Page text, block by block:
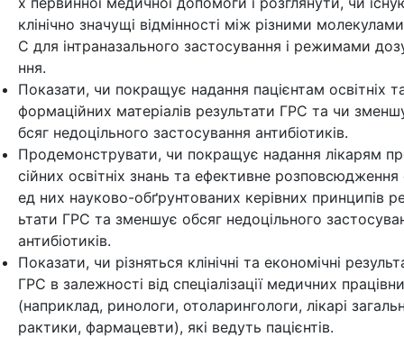
клінічно значущі відмінності між різними
С для інтраназального застосування і режимами
ння.
Показати, чи покращує надання пацієнтам освітніх
формаційних матеріалів результати ГРС та чи
бсяг недоцільного застосування антибіотиків.
Продемонструвати, чи покращує надання лікарям
сійних освітніх знань та ефективне розповсюдження
ед них науково-обґрунтованих керівних принципів
ьтати ГРС та зменшує обсяг недоцільного
антибіотиків.
Показати, чи різняться клінічні та економічні
ГРС в залежності від спеціалізації медичних
(наприклад, ринологи, отоларингологи, лікарі
рактики, фармацевти), які ведуть пацієнтів.